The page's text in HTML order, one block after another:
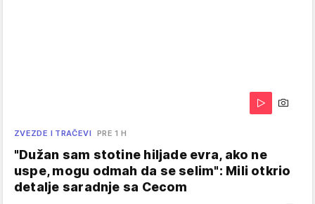
ZVEZDE I TRAČEVI PRE 1 H
"Dužan sam stotine hiljade evra, ako ne
uspe, mogu odmah da se selim": Mili otkrio
detalje saradnje sa Cecom